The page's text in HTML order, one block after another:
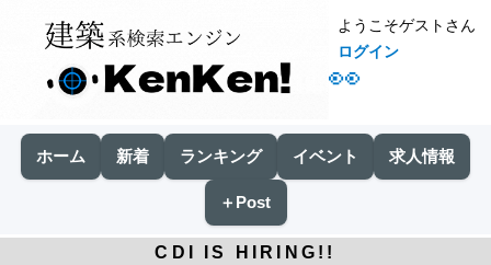
👀
ようこそゲストさん
ログイン
ホーム 新着 ランキング イベント 求人情報
＋Post
CDI IS HIRING!!